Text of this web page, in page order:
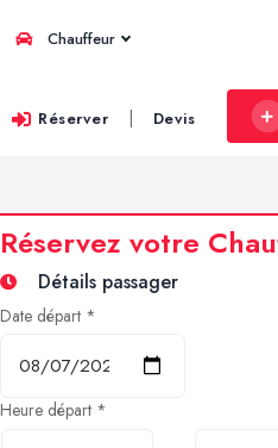
Chauffeur
Réserver | Devis
Réservez votre
Détails passager
Date départ *
Heure départ *